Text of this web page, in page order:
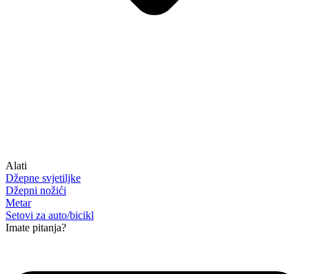
Alati
Džepne svjetiljke
Džepni nožići
Metar
Setovi za auto/bicikl
Imate pitanja?